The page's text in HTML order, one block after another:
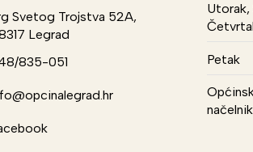
Svetog Trojstva 52A,
Legrad
835-051
Utorak,
Petak
načelnik